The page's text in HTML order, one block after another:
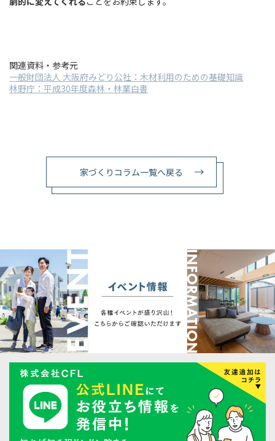
関連資料・参考元
一般財団法人 大阪府みどり公社：木材利用のための基礎知識
林野庁：平成30年度森林・林業白書
家づくりコラム一覧へ戻る